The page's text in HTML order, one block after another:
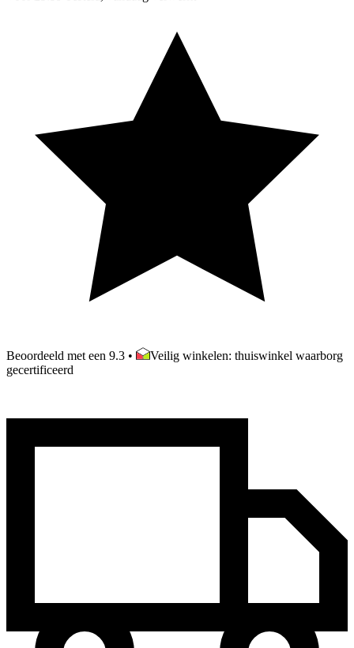
Beoordeeld met een 9.3 •
Veilig winkelen: thuiswinkel waarborg
gecertificeerd